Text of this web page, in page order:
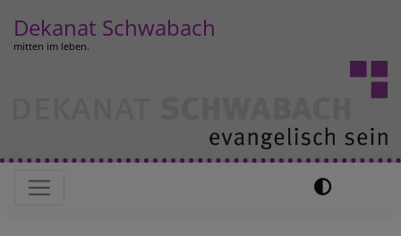
zum
Inhalt
Dekanat Schwabach
mitten im leben.
Hauptnavigation